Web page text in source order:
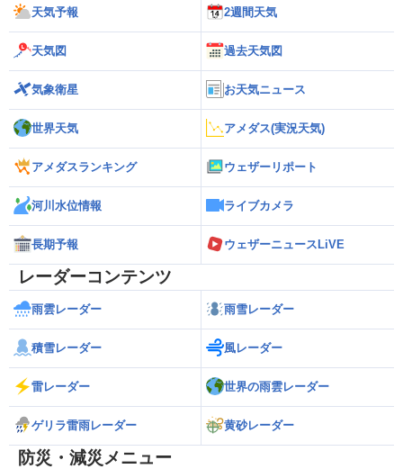
天気予報 2週間天気
天気図 過去天気図
気象衛星 お天気ニュース
世界天気 アメダス(実況天気)
アメダスランキング ウェザーリポート
河川水位情報 ライブカメラ
長期予報 ウェザーニュースLiVE
レーダーコンテンツ
雨雲レーダー 雨雪レーダー
積雪レーダー 風レーダー
雷レーダー 世界の雨雲レーダー
ゲリラ雷雨レーダー 黄砂レーダー
防災・減災メニュー